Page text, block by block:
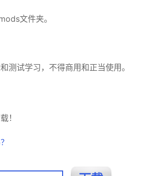
文件夹。
测试学习，不得商用和正当使用。
！